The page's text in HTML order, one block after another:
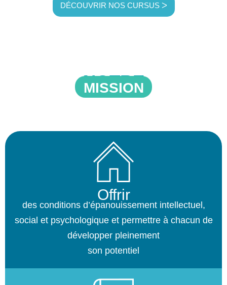
DÉCOUVRIR NOS CURSUS ᐳ
NOTRE
MISSION
Offrir
des conditions d’épanouissement intellectuel,
social et psychologique et permettre à chacun de
développer pleinement
son potentiel